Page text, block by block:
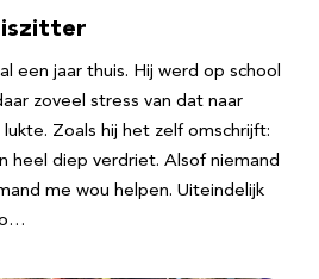
een jaar thuis. Hij werd op school
zoveel stress van dat naar
Zoals hij het zelf omschrijft:
heel diep verdriet. Alsof niemand
me wou helpen. Uiteindelijk